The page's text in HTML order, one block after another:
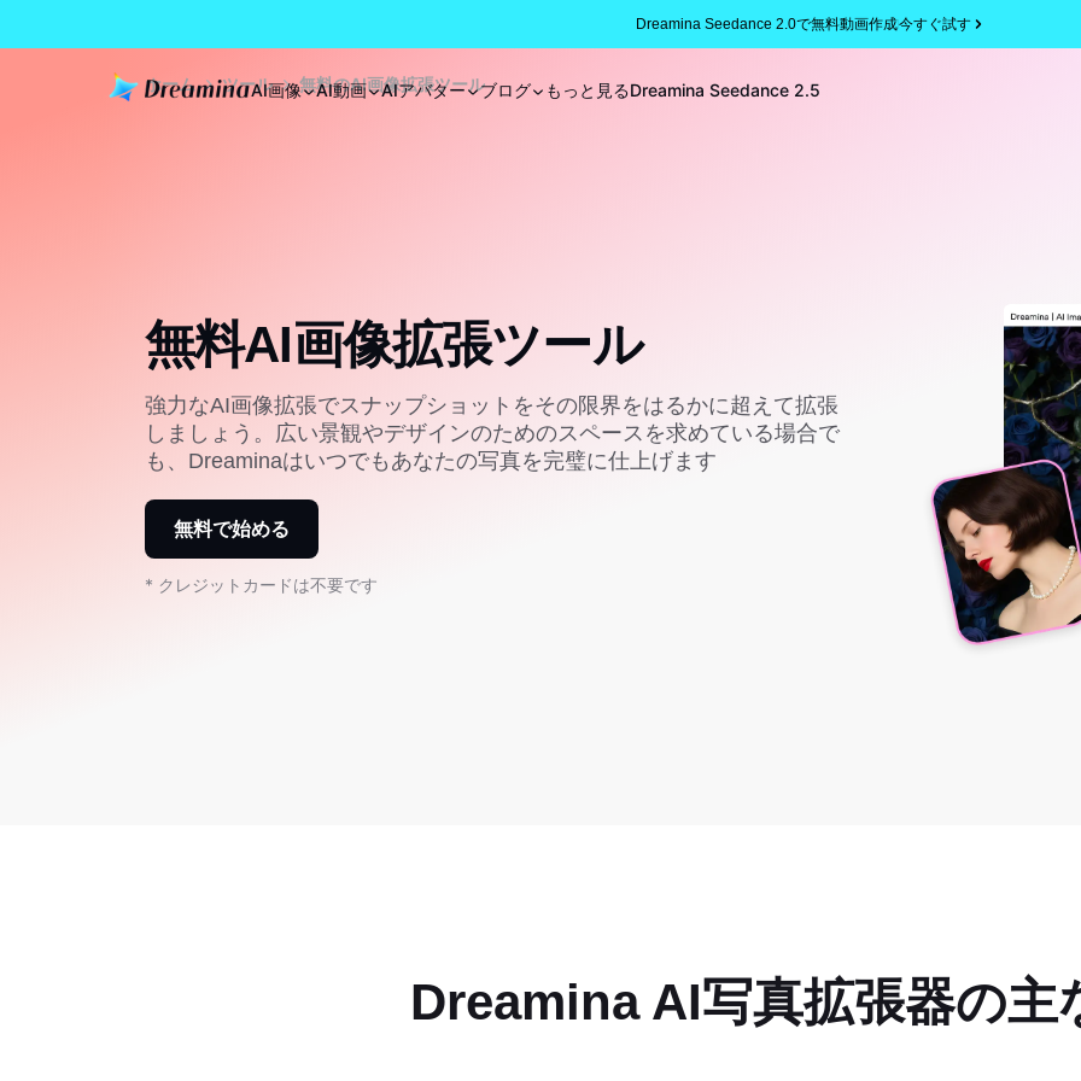
Dreamina Seedance 2.0で無料動画作成今すぐ試す
AI画像 AI動画 AIアバター ブログ もっと見るDreamina Seedance 2.5
ホーム ツール 無料のAI画像拡張ツール
無料AI画像拡張ツール
強力なAI画像拡張でスナップショットをその限界をはるかに超えて拡張
しましょう。広い景観やデザインのためのスペースを求めている場合で
も、Dreaminaはいつでもあなたの写真を完璧に仕上げます
無料で始める
* クレジットカードは不要です
Dreamina AI写真拡張器の主